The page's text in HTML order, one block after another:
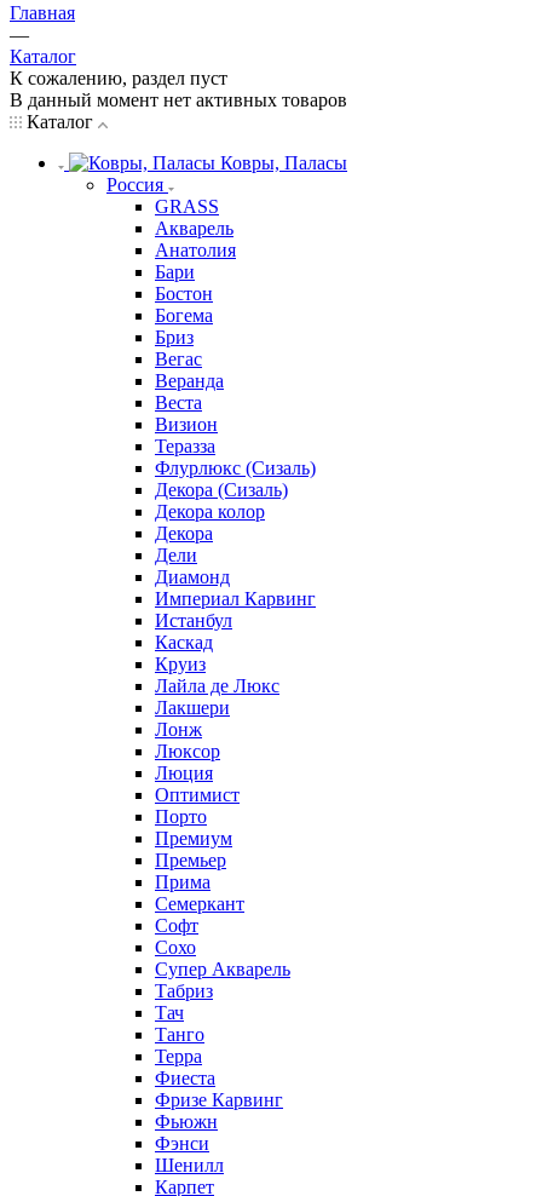
Главная
—
Каталог
К сожалению, раздел пуст
В данный момент нет активных товаров
Каталог
Ковры, Паласы
Россия
GRASS
Акварель
Анатолия
Бари
Бостон
Богема
Бриз
Вегас
Веранда
Веста
Визион
Теразза
Флурлюкс (Сизаль)
Декора (Сизаль)
Декора колор
Декора
Дели
Диамонд
Империал Карвинг
Истанбул
Каскад
Круиз
Лайла де Люкс
Лакшери
Лонж
Люксор
Люция
Оптимист
Порто
Премиум
Премьер
Прима
Семеркант
Софт
Сохо
Супер Акварель
Табриз
Тач
Танго
Терра
Фиеста
Фризе Карвинг
Фьюжн
Фэнси
Шенилл
Карпет